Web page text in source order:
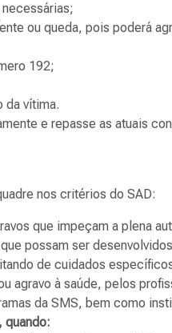
ou queda, pois poderá
192;
da vítima.
e repasse as atuais
nos critérios do SAD:
que impeçam a plena
possam ser
de cuidados
agravo à saúde, pelos
da SMS, bem como
quando: